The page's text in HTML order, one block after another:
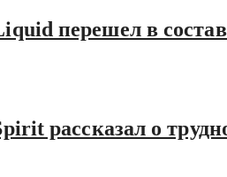
перешел в
рассказал о